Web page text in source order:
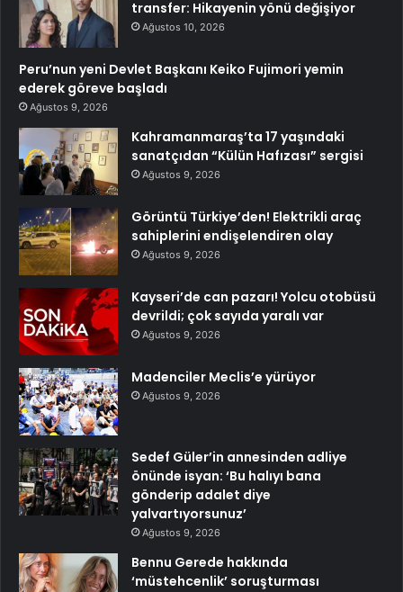
transfer: Hikayenin yönü değişiyor
Ağustos 10, 2026
Peru’nun yeni Devlet Başkanı Keiko Fujimori yemin
ederek göreve başladı
Ağustos 9, 2026
Kahramanmaraş’ta 17 yaşındaki
sanatçıdan “Külün Hafızası” sergisi
Ağustos 9, 2026
Görüntü Türkiye’den! Elektrikli araç
sahiplerini endişelendiren olay
Ağustos 9, 2026
Kayseri’de can pazarı! Yolcu otobüsü
devrildi; çok sayıda yaralı var
Ağustos 9, 2026
Madenciler Meclis’e yürüyor
Ağustos 9, 2026
Sedef Güler’in annesinden adliye
önünde isyan: ‘Bu halıyı bana
gönderip adalet diye
yalvartıyorsunuz’
Ağustos 9, 2026
Bennu Gerede hakkında
‘müstehcenlik’ soruşturması